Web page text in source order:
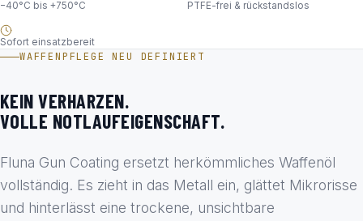
−40°C bis +750°C PTFE-frei & rückstandslos
Sofort einsatzbereit
WAFFENPFLEGE NEU DEFINIERT
KEIN VERHARZEN.
VOLLE NOTLAUFEIGENSCHAFT.
Fluna Gun Coating ersetzt herkömmliches Waffenöl
vollständig. Es zieht in das Metall ein, glättet Mikrorisse
und hinterlässt eine trockene, unsichtbare